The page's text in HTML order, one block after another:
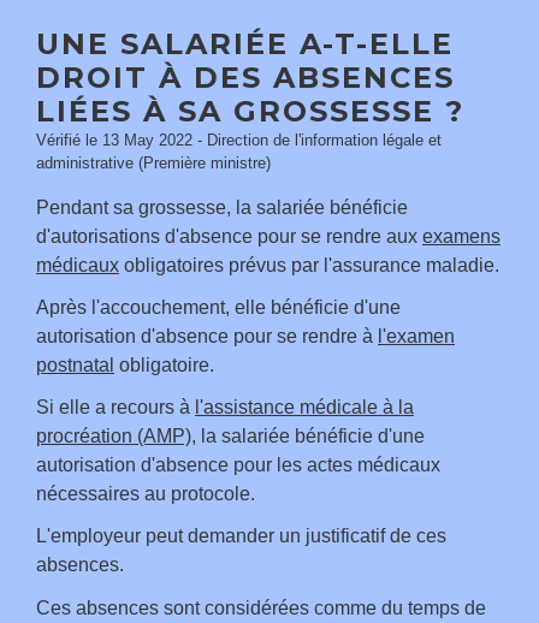
UNE SALARIÉE A-T-ELLE
DROIT À DES ABSENCES
LIÉES À SA GROSSESSE ?
Vérifié le 13 May 2022 - Direction de l'information légale et
administrative (Première ministre)
Pendant sa grossesse, la salariée bénéficie
d'autorisations d'absence pour se rendre aux examens
médicaux obligatoires prévus par l'assurance maladie.
Après l'accouchement, elle bénéficie d'une
autorisation d'absence pour se rendre à l'examen
postnatal obligatoire.
Si elle a recours à l'assistance médicale à la
procréation (AMP), la salariée bénéficie d'une
autorisation d'absence pour les actes médicaux
nécessaires au protocole.
L'employeur peut demander un justificatif de ces
absences.
Ces absences sont considérées comme du temps de